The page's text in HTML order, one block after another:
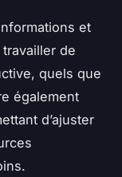
et
de
quels que
également
d’ajuster